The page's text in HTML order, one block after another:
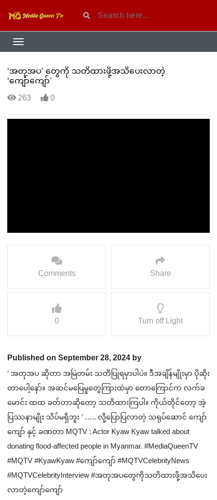
‘အတုအပ’ တွေကို သတိထားဖို့အသိပေးလာတဲ့
‘ကျော်‌ကျော်’
263 0
Comments Share
0 Turn off Light
Published on September 28, 2024 by
‘ အတုအပ ဆိုတာ အမြဲတမ်း သတိပြုရမှာပါပဲ။ ဒီအချိန်မျိုးမှာ ပိုဆိုး
တာပေါ့နော်။ အဆင်မပြေမှုတွေကြားထဲမှာ တောကြောင်က လက်ခ
မောင်း ထထ ခတ်တာဆိုတော့ သတိထားကြပါ။ ကိုယ်တိုင်တော့ အဲ့
ပြဿနာမျိုး သိပ်မရှိဘူး ’ ….. လို့ပြောပြလာတဲ့ သရုပ်ဆောင် ကျော်
ကျော် နှင့် ခဏတာ MQTV : Actor Kyaw Kyaw talked about
donating flood-affected people in Myanmar. #MediaQueenTV
#MQTV #KyawKyaw #ကျော်ကျော် #MQTVCelebrityNews
#MQTVCelebrityInterview #အတုအပတွေကိုသတိထားဖို့အသိပေး
လာတဲ့ကျော်‌ကျော်